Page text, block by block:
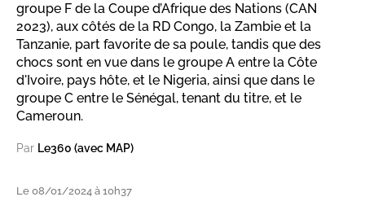
groupe F de la Coupe d’Afrique des Nations (CAN
2023), aux côtés de la RD Congo, la Zambie et la
Tanzanie, part favorite de sa poule, tandis que des
chocs sont en vue dans le groupe A entre la Côte
d'Ivoire, pays hôte, et le Nigeria, ainsi que dans le
groupe C entre le Sénégal, tenant du titre, et le
Cameroun.
Par Le360 (avec MAP)
Le 08/01/2024 à 10h37